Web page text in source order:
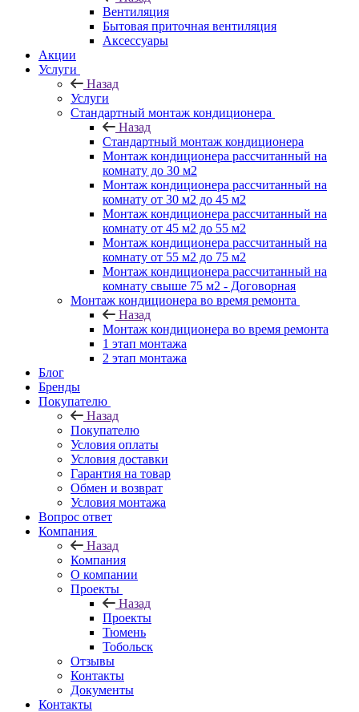
Вентиляция
Бытовая приточная вентиляция
Аксессуары
Акции
Услуги
Назад
Услуги
Стандартный монтаж кондиционера
Назад
Стандартный монтаж кондиционера
Монтаж кондиционера рассчитанный на
комнату до 30 м2
Монтаж кондиционера рассчитанный на
комнату от 30 м2 до 45 м2
Монтаж кондиционера рассчитанный на
комнату от 45 м2 до 55 м2
Монтаж кондиционера рассчитанный на
комнату от 55 м2 до 75 м2
Монтаж кондиционера рассчитанный на
комнату свыше 75 м2 - Договорная
Монтаж кондиционера во время ремонта
Назад
Монтаж кондиционера во время ремонта
1 этап монтажа
2 этап монтажа
Блог
Бренды
Покупателю
Назад
Покупателю
Условия оплаты
Условия доставки
Гарантия на товар
Обмен и возврат
Условия монтажа
Вопрос ответ
Компания
Назад
Компания
О компании
Проекты
Назад
Проекты
Тюмень
Тобольск
Отзывы
Контакты
Документы
Контакты